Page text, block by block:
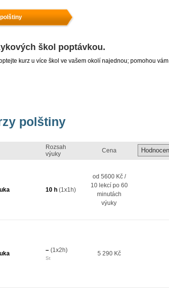
škol poptávkou.
kurz u více škol ve vašem okolí najednou; pomohou vám
polštiny
Rozsah
výuky
Cena
10 h (1x1h)
od 5600 Kč /
10 lekcí po 60
minutách
výuky
– (1x2h)
St
5 290 Kč